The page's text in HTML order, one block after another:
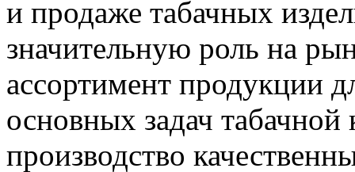
и продаже табачных
значительную роль на
ассортимент продукции
основных задач табачной
производство